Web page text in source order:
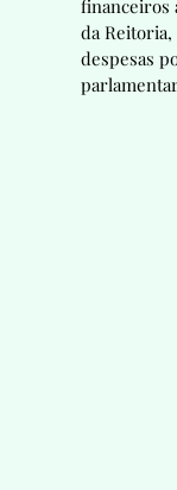
financeiros
da
despesas